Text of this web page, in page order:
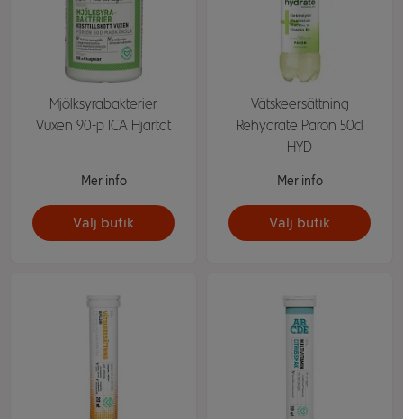
Mjölksyrabakterier
Vuxen 90-p ICA Hjärtat
Mer info
Välj butik
Vätskeersättning
Rehydrate Päron 50cl
HYD
Mer info
Välj butik